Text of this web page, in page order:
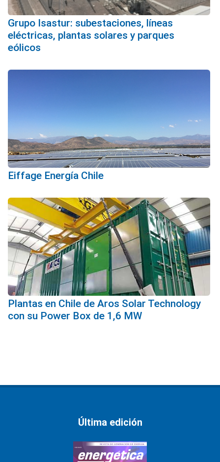
Grupo Isastur: subestaciones, líneas
eléctricas, plantas solares y parques
eólicos
Eiffage Energía Chile
Plantas en Chile de Aros Solar Technology
con su Power Box de 1,6 MW
Última edición